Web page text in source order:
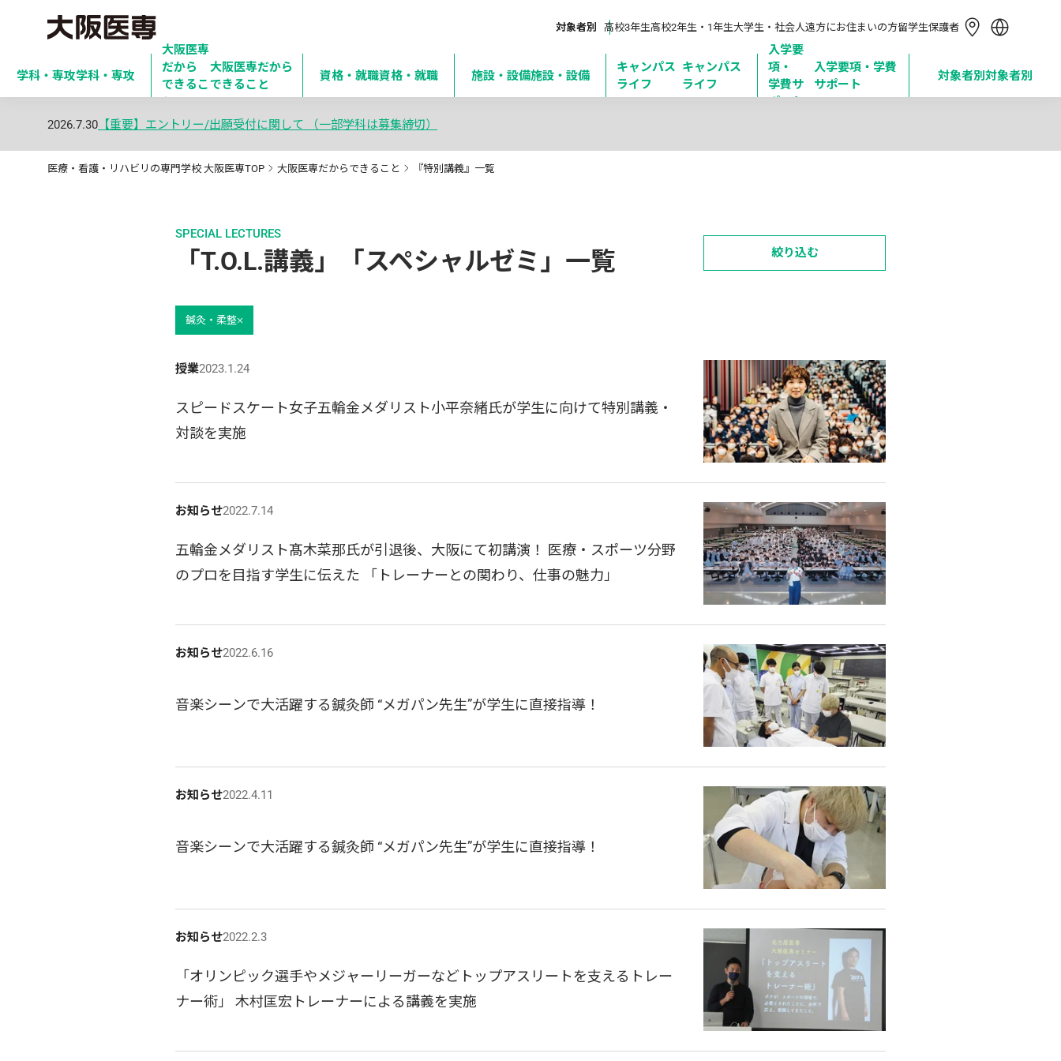
対象者別 高校3年生高校2年生・1年生大学生・社会人遠方にお住まいの方留学生保護者
简体中文
繁體中文
Tiếng Việt
Bahasa Indonesia
学科・専攻学科・専攻
大阪医専
だから
できるこ
と
大阪医専だから
できること
資格・就職資格・就職 施設・設備施設・設備
キャンパス
ライフ
キャンパス
ライフ
入学要
項・
学費サ
ポート
入学要項・学費
サポート
対象者別 対象者別
2026.7.30 【重要】エントリー/出願受付に関して （一部学科は募集締切）
医療・看護・リハビリの専門学校 大阪医専TOP 大阪医専だからできること 『特別講義』一覧
SPECIAL LECTURES
「T.O.L.講義」「スペシャルゼミ」一覧 絞り込む
鍼灸・柔整
授業2023.1.24
スピードスケート女子五輪金メダリスト小平奈緒氏が学生に向けて特別講義・
対談を実施
お知らせ2022.7.14
五輪金メダリスト髙木菜那氏が引退後、大阪にて初講演！ 医療・スポーツ分野
のプロを目指す学生に伝えた 「トレーナーとの関わり、仕事の魅力」
お知らせ2022.6.16
音楽シーンで大活躍する鍼灸師 “メガパン先生”が学生に直接指導！
お知らせ2022.4.11
音楽シーンで大活躍する鍼灸師 “メガパン先生”が学生に直接指導！
お知らせ2022.2.3
「オリンピック選手やメジャーリーガーなどトップアスリートを支えるトレー
ナー術」 木村匡宏トレーナーによる講義を実施